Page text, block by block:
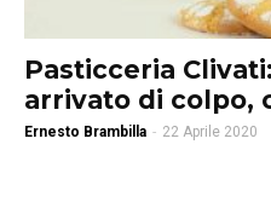
Pasticceria
arrivato di colpo,
Ernesto Brambilla - 22 Aprile 2020